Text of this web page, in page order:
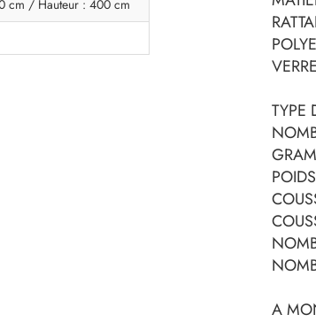
cm / Hauteur : 400 cm
TYPE
A